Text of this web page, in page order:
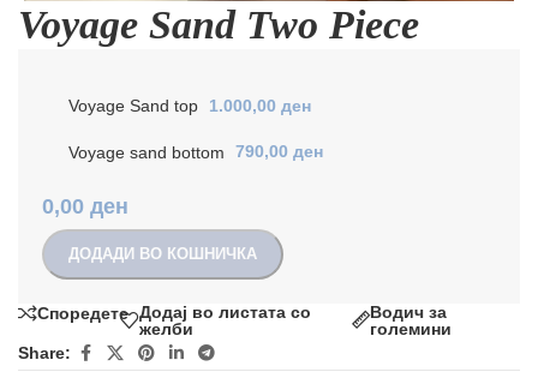
Voyage Sand Two Piece
Voyage Sand top 1.000,00 ден
Voyage sand bottom 790,00 ден
0,00 ден
ДОДАДИ ВО КОШНИЧКА
Споредете Додај во листата со
желби
Водич за
големини
Share: